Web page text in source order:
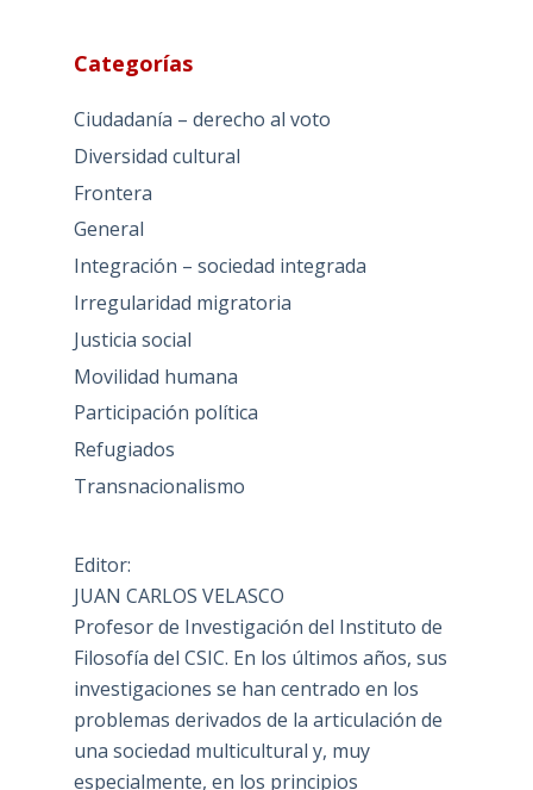
Categorías
Ciudadanía – derecho al voto
Diversidad cultural
Frontera
General
Integración – sociedad integrada
Irregularidad migratoria
Justicia social
Movilidad humana
Participación política
Refugiados
Transnacionalismo
Editor:
JUAN CARLOS VELASCO
Profesor de Investigación del Instituto de
Filosofía del CSIC. En los últimos años, sus
investigaciones se han centrado en los
problemas derivados de la articulación de
una sociedad multicultural y, muy
especialmente, en los principios